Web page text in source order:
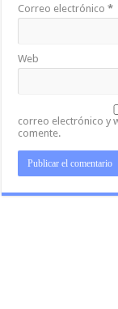
Correo electrónico*
Web
correo electrónico y
comente.